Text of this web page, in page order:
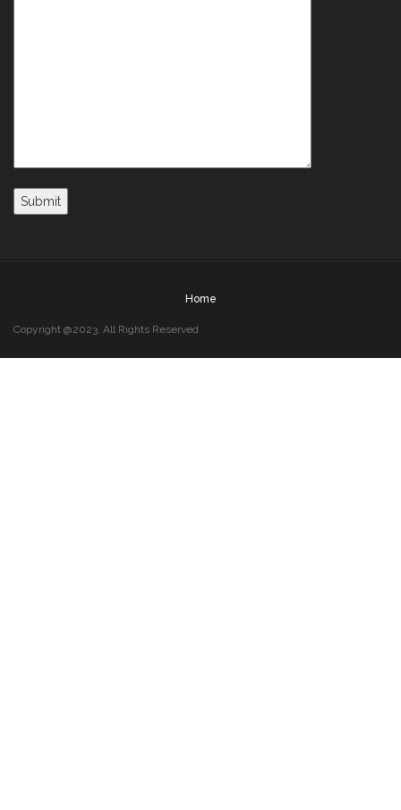
Home
Copyright @2023. All Rights Reserved